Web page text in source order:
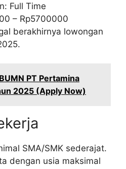
Full Time
– Rp5700000
berakhirnya lowongan
PT Pertamina
2025 (Apply Now)
SMA/SMK sederajat.
dengan usia maksimal